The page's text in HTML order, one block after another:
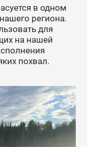
в одном
региона.
для
на нашей
похвал.